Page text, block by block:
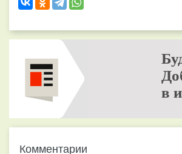
в
Комментарии